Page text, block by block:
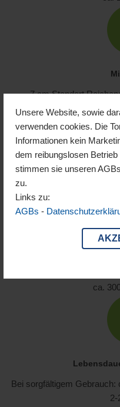
Unsere Website, sowie
verwenden cookies. Die
Informationen kein
dem reibungslosen
stimmen sie unseren
zu.
Links zu:
AGBs -
7 am Standort
Nähzeit
ca.
Bei sorgfältigem Gebrauch:
2-